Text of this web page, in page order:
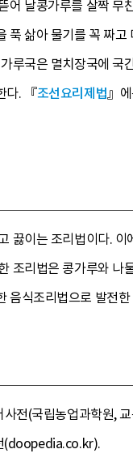
날콩가루를 살짝
삶아 물기를 꼭 짜
루국은 멸치장국에
다. 『조선요리제법』에
끓이는 조리법이다.
조리법은 콩가루와
음식조리법으로 발전
전(국립농업과학원,
(doopedia.co.kr).